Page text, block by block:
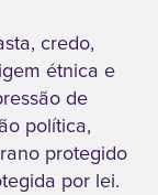
credo,
étnica e
de
política,
protegido
por lei.